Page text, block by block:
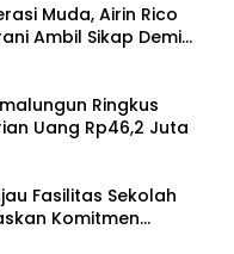
Muda, Airin Rico
Ambil Sikap Demi
Ringkus
Uang Rp46,2 Juta
Fasilitas Sekolah
Komitmen
Aman dan